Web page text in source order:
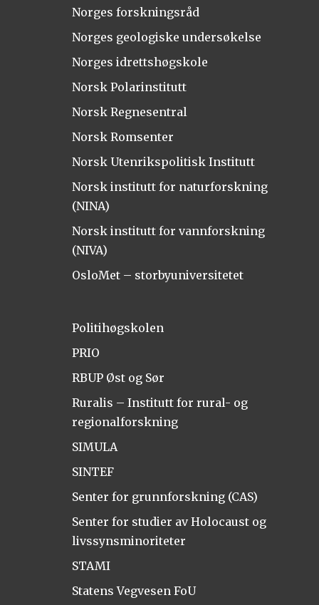
Norges forskningsråd
Norges geologiske undersøkelse
Norges idrettshøgskole
Norsk Polarinstitutt
Norsk Regnesentral
Norsk Romsenter
Norsk Utenrikspolitisk Institutt
Norsk institutt for naturforskning
(NINA)
Norsk institutt for vannforskning
(NIVA)
OsloMet – storbyuniversitetet
Politihøgskolen
PRIO
RBUP Øst og Sør
Ruralis – Institutt for rural- og
regionalforskning
SIMULA
SINTEF
Senter for grunnforskning (CAS)
Senter for studier av Holocaust og
livssynsminoriteter
STAMI
Statens Vegvesen FoU